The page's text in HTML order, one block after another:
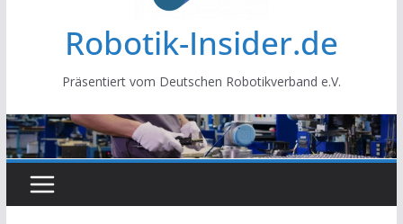
Robotik-Insider.de
Präsentiert vom Deutschen Robotikverband e.V.